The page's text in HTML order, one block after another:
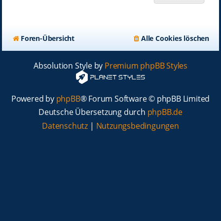
Foren-Übersicht Alle Cookies löschen
Absolution Style by Premium phpBB Styles
Powered by phpBB® Forum Software © phpBB Limited
Deutsche Übersetzung durch phpBB.de
Datenschutz | Nutzungsbedingungen